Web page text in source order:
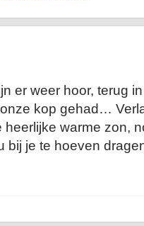
er weer hoor, terug
kop gehad…
warme zon,
bij je te hoeven